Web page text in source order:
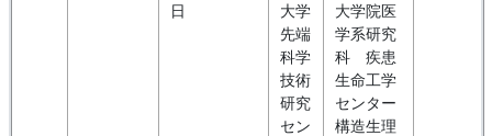
日
大学
先端
科学
技術
研究
セン
大学院医
学系研究
科 疾患
生命工学
センター
構造生理